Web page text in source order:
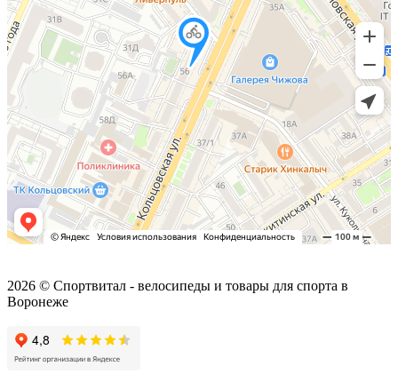
2026 © Спортвитал - велосипеды и товары для спорта в
Воронеже